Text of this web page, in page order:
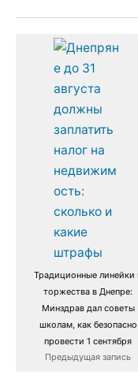
Традиционные линейки
торжества в Днепре:
Минздрав дал советы
школам, как безопасно
провести 1 сентября
Предыдущая запись